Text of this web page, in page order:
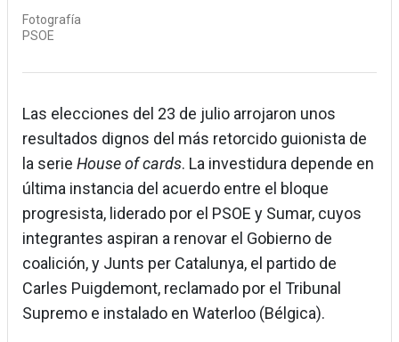
Fotografía
PSOE
Las elecciones del 23 de julio arrojaron unos
resultados dignos del más retorcido guionista de
la serie House of cards. La investidura depende en
última instancia del acuerdo entre el bloque
progresista, liderado por el PSOE y Sumar, cuyos
integrantes aspiran a renovar el Gobierno de
coalición, y Junts per Catalunya, el partido de
Carles Puigdemont, reclamado por el Tribunal
Supremo e instalado en Waterloo (Bélgica).